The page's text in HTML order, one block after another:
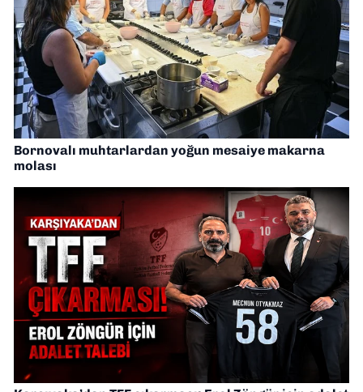
Bornovalı muhtarlardan yoğun mesaiye makarna
molası